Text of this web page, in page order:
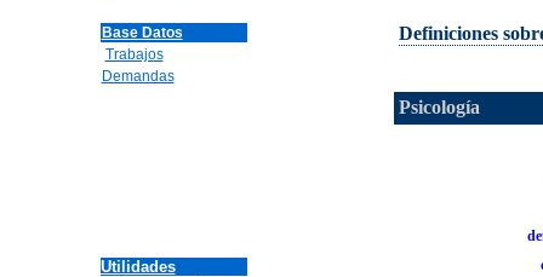
Base Datos
Trabajos
Demandas
Utilidades
Definiciones
Psicología